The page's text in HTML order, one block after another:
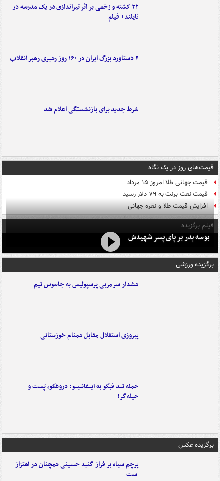
۲۲ کشته و زخمی بر اثر تیراندازی در یک مدرسه در
تایلند+ فیلم
۶ دستاورد بزرگ ایران در ۱۶۰ روز رهبری رهبر انقلاب
شرط جدید برای بازنشستگی اعلام شد
قیمت‌های روز در یک نگاه
قیمت جهانی طلا امروز ۱۵ مرداد
قیمت نفت برنت به ۷۹ دلار رسید
افزایش قیمت طلا و نقره جهانی
فیلم برگزیده
بوسه‌ پدر بر پای پسر شهیدش
برگزیده ورزشی
هشدار سرمربی پرسپولیس به جاسوس تیم
پیروزی استقلال مقابل همنام خوزستانی
حمله تند فیگو به اینفانتینو: دروغگو، پَست‌ و
حیله‌گر!
برگزیده عکس
پرچم سیاه بر فراز گنبد حسینی همچنان در اهتزاز
است